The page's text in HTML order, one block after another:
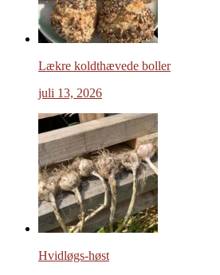
Lækre koldthævede boller
juli 13, 2026
Hvidløgs-høst